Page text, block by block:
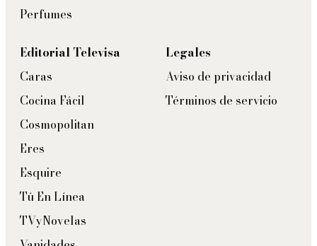
Perfumes
Editorial Televisa
Caras
Cocina Fácil
Cosmopolitan
Eres
Esquire
Tú En Línea
TVyNovelas
Legales
Aviso de privacidad
Términos de servicio